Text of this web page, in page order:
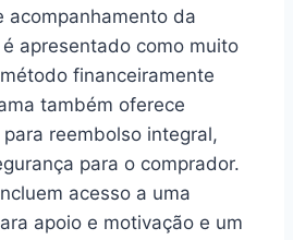
acompanhamento da
apresentado como muito
financeiramente
também oferece
reembolso integral,
para o comprador.
acesso a uma
apoio e motivação e um